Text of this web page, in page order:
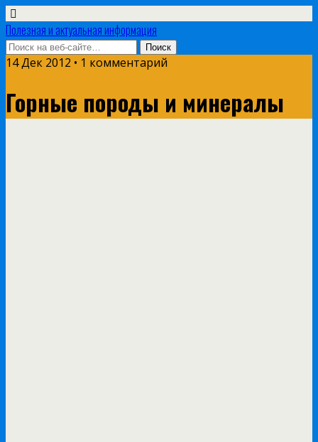
Полезная и актуальная информация
14 Дек 2012 • 1 комментарий
Горные породы и минералы